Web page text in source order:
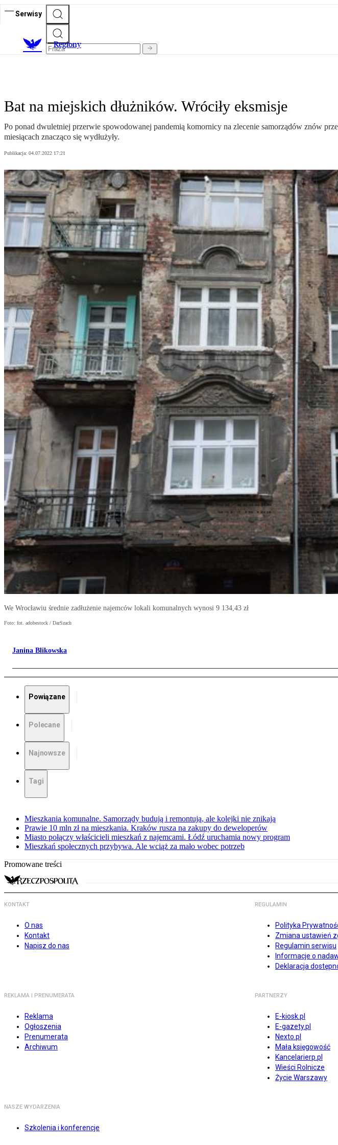
Serwisy
Regiony
Bat na miejskich dłużników. Wróciły eksmisje
Po ponad dwuletniej przerwie spowodowanej pandemią komornicy na zlecenie samorządów znów
miesiącach znacząco się wydłużyły.
Publikacja: 04.07.2022 17:21
We Wrocławiu średnie zadłużenie najemców lokali komunalnych wynosi 9 134,43 zł
Foto: fot. adobestock / DarSzach
Janina Blikowska
Powiązane
Polecane
Najnowsze
Tagi
Mieszkania komunalne. Samorządy budują i remontują, ale kolejki nie znikają
Prawie 10 mln zł na mieszkania. Kraków rusza na zakupy do deweloperów
Miasto połączy właścicieli mieszkań z najemcami. Łódź uruchamia nowy program
Mieszkań społecznych przybywa. Ale wciąż za mało wobec potrzeb
Promowane treści
KONTAKT
O nas
Kontakt
Napisz do nas
REGULAMIN
Polityka
Zmiana ustawień
Regulamin serwisu
Informacje o
Deklaracja
REKLAMA I PRENUMERATA
Reklama
Ogłoszenia
Prenumerata
Archiwum
PARTNERZY
E-kiosk.pl
E-gazety.pl
Nexto.pl
Mała księgowość
Kancelarierp.pl
Wieści Rolnicze
Życie Warszawy
NASZE WYDARZENIA
Szkolenia i konferencje